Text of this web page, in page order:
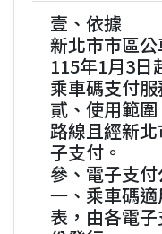
壹、依據
新北市市區
115年1月3日
乘車碼支付服
貳、使用範
路線且經新
子支付。
參、電子支付
一、乘車碼
表，由各電